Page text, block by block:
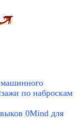
по наброскам
0Mind для